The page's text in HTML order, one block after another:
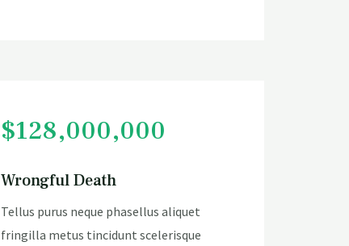
$128,000,000
Wrongful Death
Tellus purus neque phasellus aliquet
fringilla metus tincidunt scelerisque